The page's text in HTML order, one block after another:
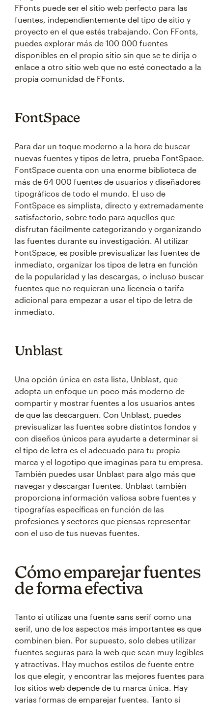
FFonts puede ser el sitio web perfecto para las
fuentes, independientemente del tipo de sitio y
proyecto en el que estés trabajando. Con FFonts,
puedes explorar más de 100 000 fuentes
disponibles en el propio sitio sin que se te dirija o
enlace a otro sitio web que no esté conectado a la
propia comunidad de FFonts.
FontSpace
Para dar un toque moderno a la hora de buscar
nuevas fuentes y tipos de letra, prueba FontSpace.
FontSpace cuenta con una enorme biblioteca de
más de 64 000 fuentes de usuarios y diseñadores
tipográficos de todo el mundo. El uso de
FontSpace es simplista, directo y extremadamente
satisfactorio, sobre todo para aquellos que
disfrutan fácilmente categorizando y organizando
las fuentes durante su investigación. Al utilizar
FontSpace, es posible previsualizar las fuentes de
inmediato, organizar los tipos de letra en función
de la popularidad y las descargas, o incluso buscar
fuentes que no requieran una licencia o tarifa
adicional para empezar a usar el tipo de letra de
inmediato.
Unblast
Una opción única en esta lista, Unblast, que
adopta un enfoque un poco más moderno de
compartir y mostrar fuentes a los usuarios antes
de que las descarguen. Con Unblast, puedes
previsualizar las fuentes sobre distintos fondos y
con diseños únicos para ayudarte a determinar si
el tipo de letra es el adecuado para tu propia
marca y el logotipo que imaginas para tu empresa.
También puedes usar Unblast para algo más que
navegar y descargar fuentes. Unblast también
proporciona información valiosa sobre fuentes y
tipografías específicas en función de las
profesiones y sectores que piensas representar
con el uso de tus nuevas fuentes.
Cómo emparejar fuentes
de forma efectiva
Tanto si utilizas una fuente sans serif como una
serif, uno de los aspectos más importantes es que
combinen bien. Por supuesto, solo debes utilizar
fuentes seguras para la web que sean muy legibles
y atractivas. Hay muchos estilos de fuente entre
los que elegir, y encontrar las mejores fuentes para
los sitios web depende de tu marca única. Hay
varias formas de emparejar fuentes. Tanto si